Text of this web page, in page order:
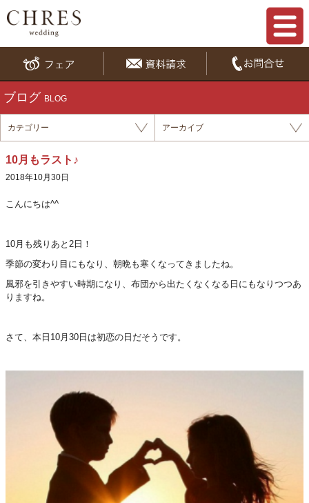
ブログ BLOG
カテゴリー アーカイブ
10月もラスト♪
2018年10月30日
こんにちは^^
10月も残りあと2日！
季節の変わり目にもなり、朝晩も寒くなってきましたね。
風邪を引きやすい時期になり、布団から出たくなくなる日にもなりつつあ
りますね。
さて、本日10月30日は初恋の日だそうです。